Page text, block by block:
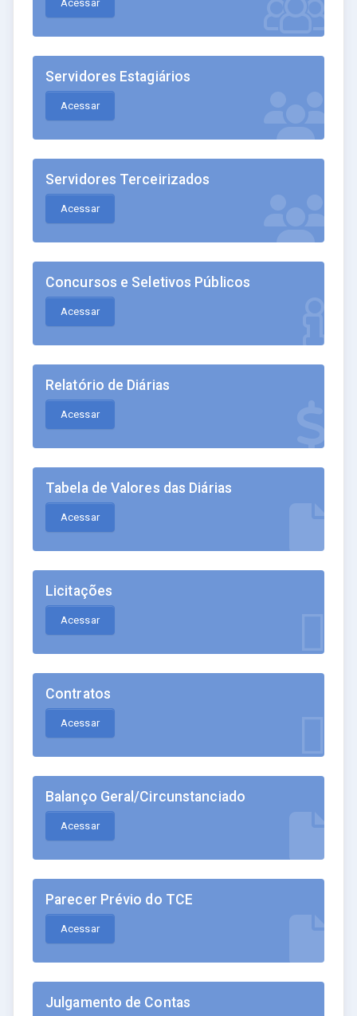
Acessar
Servidores Estagiários
Acessar
Servidores Terceirizados
Acessar
Concursos e Seletivos Públicos
Acessar
Relatório de Diárias
Acessar
Tabela de Valores das Diárias
Acessar
Licitações
Acessar
Contratos
Acessar
Balanço Geral/Circunstanciado
Acessar
Parecer Prévio do TCE
Acessar
Julgamento de Contas